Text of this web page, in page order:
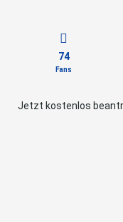
74
Fans
Jetzt kostenlos